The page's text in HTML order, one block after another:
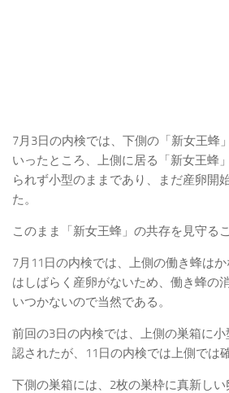
7月3日の内検では、下側の「新女王蜂
いったところ、上側に居る「新女王蜂
られず小型のままであり、まだ産卵開
た。
このまま「新女王蜂」の共存を見守る
7月11日の内検では、上側の働き蜂は
はしばらく産卵がないため、働き蜂の
いつかないので当然である。
前回の3日の内検では、上側の巣箱に
認されたが、11日の内検では上側では
下側の巣箱には、2枚の巣枠に真新し